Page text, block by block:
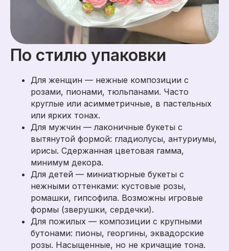
По стилю упаковки
Для женщин — нежные композиции с
розами, пионами, тюльпанами. Часто
круглые или асимметричные, в пастельных
или ярких тонах.
Для мужчин — лаконичные букеты с
вытянутой формой: гладиолусы, антуриумы,
ирисы. Сдержанная цветовая гамма,
минимум декора.
Для детей — миниатюрные букеты с
нежными оттенками: кустовые розы,
ромашки, гипсофила. Возможны игровые
формы (зверушки, сердечки).
Для пожилых — композиции с крупными
бутонами: пионы, георгины, эквадорские
розы. Насыщенные, но не кричащие тона.